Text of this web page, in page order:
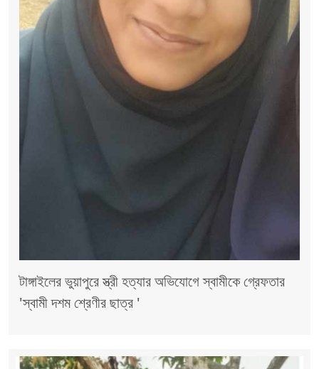
টাঙ্গাইলের ভুয়াপুরে স্ত্রী হত্যার অভিযোগে স্বামীকে গ্রেফতার
'স্বামী দশম শ্রেণীর ছাত্র '